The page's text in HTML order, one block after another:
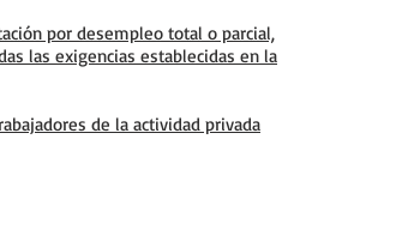
por desempleo total o parcial,
las exigencias establecidas en la
de la actividad privada